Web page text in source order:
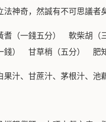
神奇，然誠有不可思議者
耆（一錢五分） 軟柴胡
） 甘草梢（五分） 肥知
果汁、甘蔗汁、茅根汁、池